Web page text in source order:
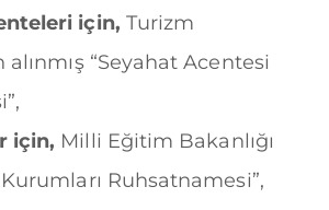
için, Turizm
alınmış “Seyahat Acentesi
için, Milli Eğitim Bakanlığı
Ruhsatnamesi”,